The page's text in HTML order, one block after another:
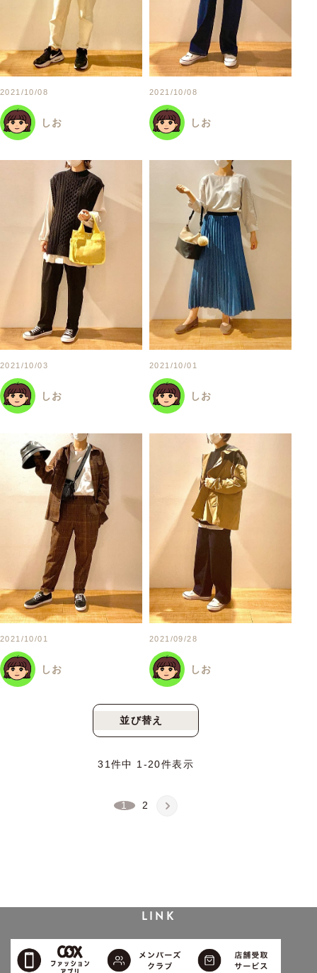
2021/10/08
しお
2021/10/08
しお
2021/10/03
しお
2021/10/01
しお
2021/10/01
しお
2021/09/28
しお
並び替え
31 件中 1 -20件表示
1 2
LINK